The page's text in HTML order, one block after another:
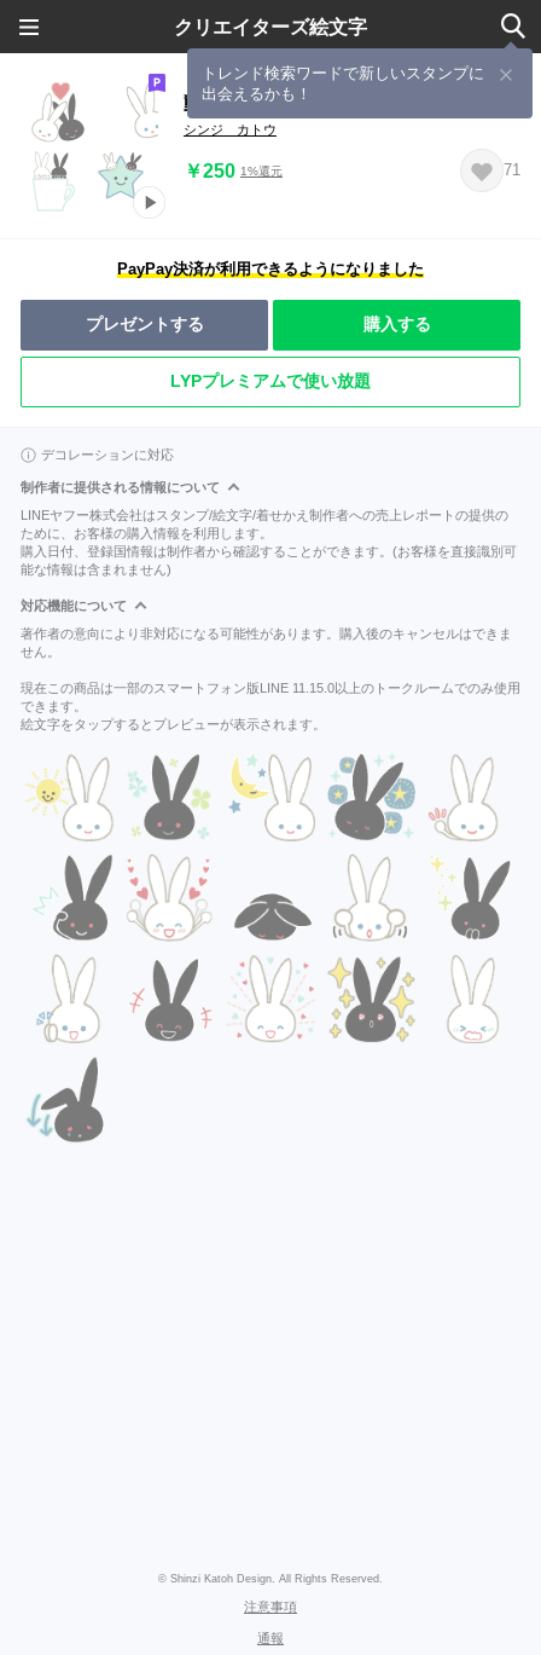
クリエイターズ絵文字
トレンド検索ワードで新しいスタンプに
出会えるかも！
動く！Kawaii Mon Peluche絵文字
シンジ カトウ
￥250 1%還元 71
PayPay決済が利用できるようになりました
プレゼントする 購入する
LYPプレミアムで使い放題
デコレーションに対応
制作者に提供される情報について
LINEヤフー株式会社はスタンプ/絵文字/着せかえ制作者への売上レポートの提供の
ために、お客様の購入情報を利用します。
購入日付、登録国情報は制作者から確認することができます。(お客様を直接識別可
能な情報は含まれません)
対応機能について
著作者の意向により非対応になる可能性があります。購入後のキャンセルはできま
せん。
現在この商品は一部のスマートフォン版LINE 11.15.0以上のトークルームでのみ使用
できます。
絵文字をタップするとプレビューが表示されます。
© Shinzi Katoh Design. All Rights Reserved.
注意事項
通報